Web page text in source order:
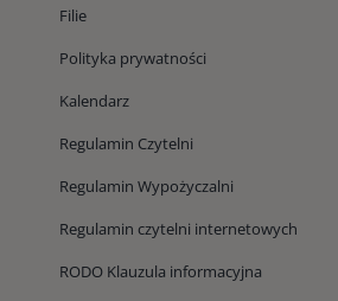
Filie
Polityka prywatności
Kalendarz
Regulamin Czytelni
Regulamin Wypożyczalni
Regulamin czytelni internetowych
RODO Klauzula informacyjna